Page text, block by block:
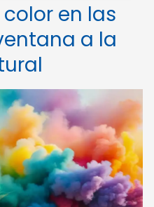
en las
a la